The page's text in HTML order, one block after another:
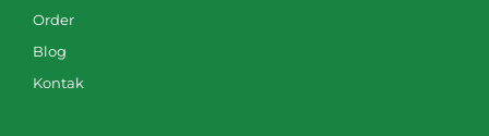
Order
Blog
Kontak